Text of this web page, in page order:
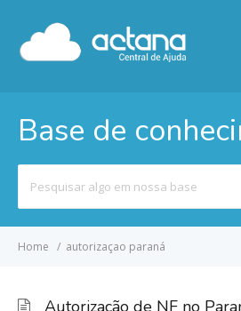
Base de
por
Home autorizaçao paraná
Autorização de NF no